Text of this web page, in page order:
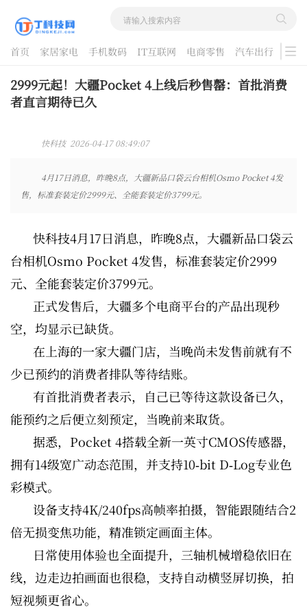
首页 家居家电 手机数码 IT互联网 电商零售 汽车出行
游戏
酷品评测
2999元起！大疆Pocket 4上线后秒售罄：首批消费
者直言期待已久
快科技 2026-04-17 08:49:07
4月17日消息，昨晚8点，大疆新品口袋云台相机Osmo Pocket 4发
售，标准套装定价2999元、全能套装定价3799元。
快科技4月17日消息，昨晚8点，大疆新品口袋云
台相机Osmo Pocket 4发售，标准套装定价2999
元、全能套装定价3799元。
正式发售后，大疆多个电商平台的产品出现秒
空，均显示已缺货。
在上海的一家大疆门店，当晚尚未发售前就有不
少已预约的消费者排队等待结账。
有首批消费者表示，自己已等待这款设备已久，
能预约之后便立刻预定，当晚前来取货。
据悉，Pocket 4搭载全新一英寸CMOS传感器，
拥有14级宽广动态范围，并支持10‑bit D‑Log专业色
彩模式。
设备支持4K/240fps高帧率拍摄，智能跟随结合2
倍无损变焦功能，精准锁定画面主体。
日常使用体验也全面提升，三轴机械增稳依旧在
线，边走边拍画面也很稳，支持自动横竖屏切换，拍
短视频更省心。